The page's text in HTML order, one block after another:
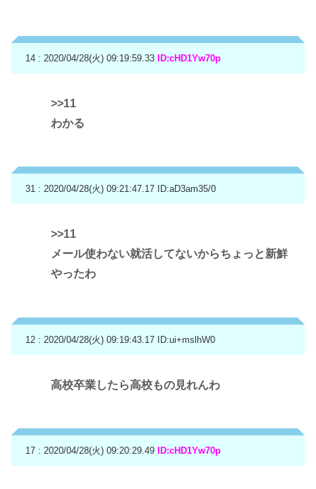
14 : 2020/04/28(火) 09:19:59.33 ID:cHD1Yw70p
>>11
わかる
31 : 2020/04/28(火) 09:21:47.17 ID:aD3am35/0
>>11
メール使わない就活してないからちょっと新鮮
やったわ
12 : 2020/04/28(火) 09:19:43.17 ID:ui+mslhW0
高校卒業したら高校もの見れんわ
17 : 2020/04/28(火) 09:20:29.49 ID:cHD1Yw70p